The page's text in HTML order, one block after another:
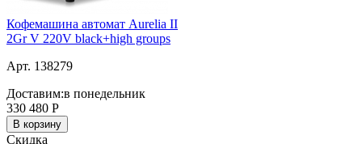
Кофемашина автомат Aurelia II
2Gr V 220V black+high groups
Арт. 138279
Доставим:в понедельник
330 480 Р
В корзину
Скидка